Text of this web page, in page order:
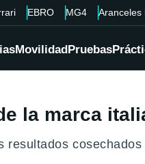
EBRO MG4 Aranceles
MovilidadPruebas
la marca